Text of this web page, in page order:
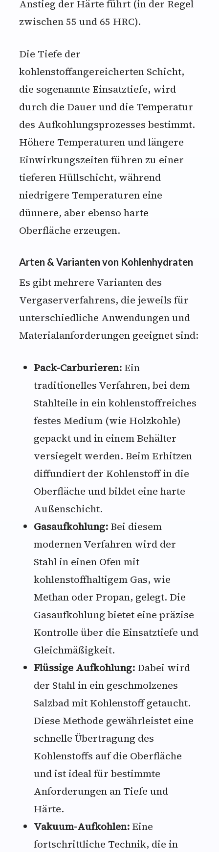
Anstieg der Härte führt (in der Regel
zwischen 55 und 65 HRC).
Die Tiefe der
kohlenstoffangereicherten Schicht,
die sogenannte Einsatztiefe, wird
durch die Dauer und die Temperatur
des Aufkohlungsprozesses bestimmt.
Höhere Temperaturen und längere
Einwirkungszeiten führen zu einer
tieferen Hüllschicht, während
niedrigere Temperaturen eine
dünnere, aber ebenso harte
Oberfläche erzeugen.
Arten & Varianten von Kohlenhydraten
Es gibt mehrere Varianten des
Vergaserverfahrens, die jeweils für
unterschiedliche Anwendungen und
Materialanforderungen geeignet sind:
Pack-Carburieren:Ein
traditionelles Verfahren, bei dem
Stahlteile in ein kohlenstoffreiches
festes Medium (wie Holzkohle)
gepackt und in einem Behälter
versiegelt werden. Beim Erhitzen
diffundiert der Kohlenstoff in die
Oberfläche und bildet eine harte
Außenschicht.
Gasaufkohlung:Bei diesem
modernen Verfahren wird der
Stahl in einen Ofen mit
kohlenstoffhaltigem Gas, wie
Methan oder Propan, gelegt. Die
Gasaufkohlung bietet eine präzise
Kontrolle über die Einsatztiefe und
Gleichmäßigkeit.
Flüssige Aufkohlung:Dabei wird
der Stahl in ein geschmolzenes
Salzbad mit Kohlenstoff getaucht.
Diese Methode gewährleistet eine
schnelle Übertragung des
Kohlenstoffs auf die Oberfläche
und ist ideal für bestimmte
Anforderungen an Tiefe und
Härte.
Vakuum-Aufkohlen:Eine
fortschrittliche Technik, die in